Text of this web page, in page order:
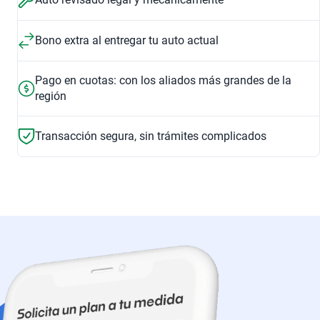
Bono extra al entregar tu auto actual
Pago en cuotas: con los aliados más grandes de la
región
Transacción segura, sin trámites complicados